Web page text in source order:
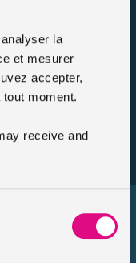
la
et mesurer
accepter,
moment.
receive and
de rouler le plus
vous fournissons
d’un mois à